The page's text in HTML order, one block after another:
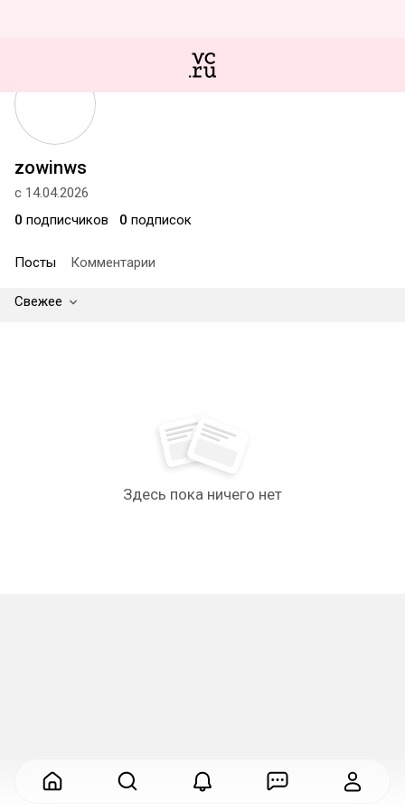
zowinws
с 14.04.2026
0 подписчиков 0 подписок
Посты Комментарии
Свежее
Здесь пока ничего нет